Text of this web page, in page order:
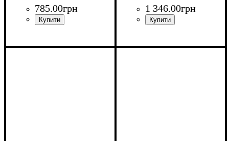
785.00грн 1 346.00грн